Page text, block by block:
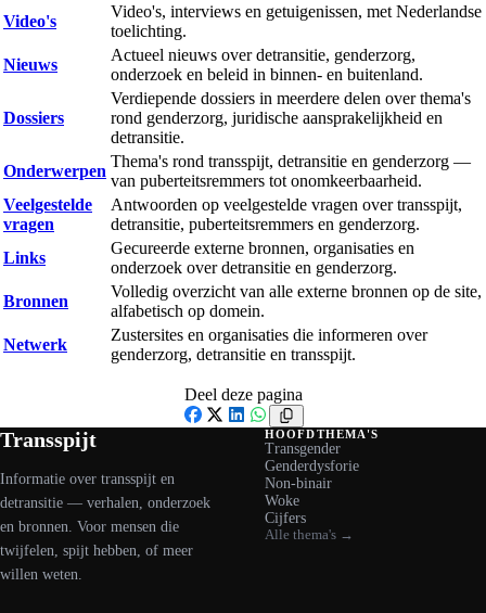
Video's
Video's, interviews en getuigenissen, met Nederlandse
toelichting.
Nieuws
Actueel nieuws over detransitie, genderzorg,
onderzoek en beleid in binnen- en buitenland.
Dossiers
Verdiepende dossiers in meerdere delen over thema's
rond genderzorg, juridische aansprakelijkheid en
detransitie.
Onderwerpen
Thema's rond transspijt, detransitie en genderzorg —
van puberteitsremmers tot onomkeerbaarheid.
Veelgestelde
vragen
Antwoorden op veelgestelde vragen over transspijt,
detransitie, puberteitsremmers en genderzorg.
Links
Gecureerde externe bronnen, organisaties en
onderzoek over detransitie en genderzorg.
Bronnen
Volledig overzicht van alle externe bronnen op de site,
alfabetisch op domein.
Netwerk
Zustersites en organisaties die informeren over
genderzorg, detransitie en transspijt.
Deel deze pagina
Facebook
X LinkedIn
WhatsApp
Transspijt
Informatie over transspijt en
detransitie — verhalen, onderzoek
en bronnen. Voor mensen die
twijfelen, spijt hebben, of meer
willen weten.
HOOFDTHEMA'S
Transgender
Genderdysforie
Non-binair
Woke
Cijfers
Alle thema's →